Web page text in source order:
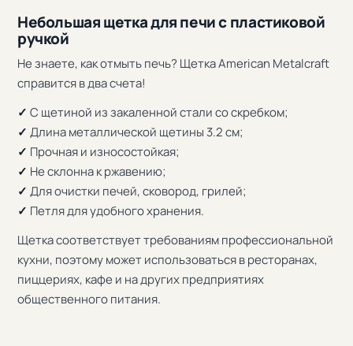
Небольшая щетка для печи с пластиковой
ручкой
Не знаете, как отмыть печь? Щетка American Metalcraft
справится в два счета!
✓ С щетиной из закаленной стали со скребком;
✓ Длина металлической щетины 3.2 см;
✓ Прочная и износостойкая;
✓ Не склонна к ржавению;
✓ Для очистки печей, сковород, грилей;
✓ Петля для удобного хранения.
Щетка соответствует требованиям профессиональной
кухни, поэтому может использоваться в ресторанах,
пиццериях, кафе и на других предприятиях
общественного питания.